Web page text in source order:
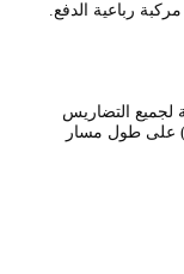
رباعية الدفع.
لجميع التضاريس
رباعية الدفع (30 دقيقة) على طول مسار